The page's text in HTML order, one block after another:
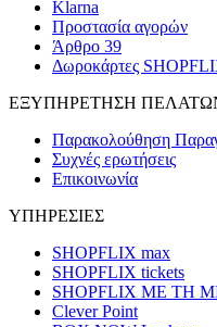
Klarna
Προστασία αγορών
Άρθρο 39
Δωροκάρτες
ΕΞΥΠΗΡΕΤΗΣΗ
Παρακολούθηση
Συχνές ερωτήσεις
Επικοινωνία
ΥΠΗΡΕΣΙΕΣ
SHOPFLIX max
SHOPFLIX tickets
SHOPFLIX ΜΕ ΤΗ
Clever Point